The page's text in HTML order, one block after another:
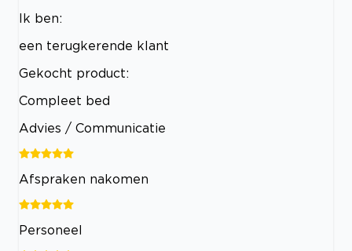
Ik ben:
een terugkerende klant
Gekocht product:
Compleet bed
Advies / Communicatie
Afspraken nakomen
Personeel